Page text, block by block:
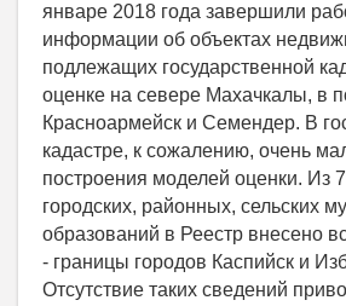
январе 2018 года завершили
информации об объектах
подлежащих государственной
оценке на севере Махачкалы, в
Красноармейск и Семендер. В
кадастре, к сожалению, очень
построения моделей оценки. Из
городских, районных, сельских
образований в Реестр внесено
- границы городов Каспийск и
Отсутствие таких сведений